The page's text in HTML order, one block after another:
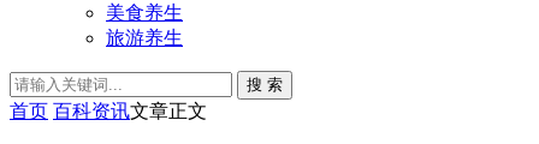
美食养生
旅游养生
搜 索
首页 百科资讯文章正文